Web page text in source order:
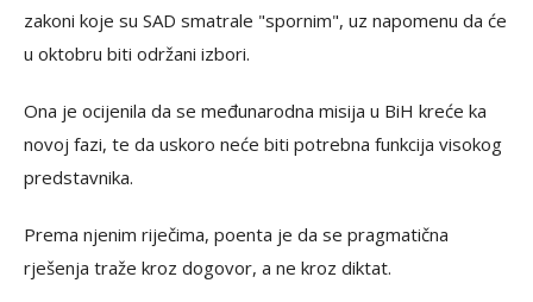
zakoni koje su SAD smatrale "spornim", uz napomenu da će
u oktobru biti održani izbori.
Ona je ocijenila da se međunarodna misija u BiH kreće ka
novoj fazi, te da uskoro neće biti potrebna funkcija visokog
predstavnika.
Prema njenim riječima, poenta je da se pragmatična
rješenja traže kroz dogovor, a ne kroz diktat.